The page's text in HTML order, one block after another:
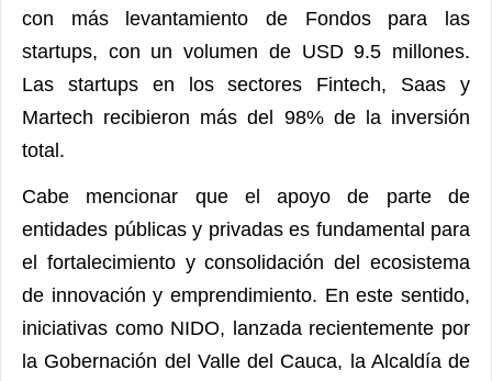
con más levantamiento de Fondos para las
startups, con un volumen de USD 9.5 millones.
Las startups en los sectores Fintech, Saas y
Martech recibieron más del 98% de la inversión
total.
Cabe mencionar que el apoyo de parte de
entidades públicas y privadas es fundamental para
el fortalecimiento y consolidación del ecosistema
de innovación y emprendimiento. En este sentido,
iniciativas como NIDO, lanzada recientemente por
la Gobernación del Valle del Cauca, la Alcaldía de